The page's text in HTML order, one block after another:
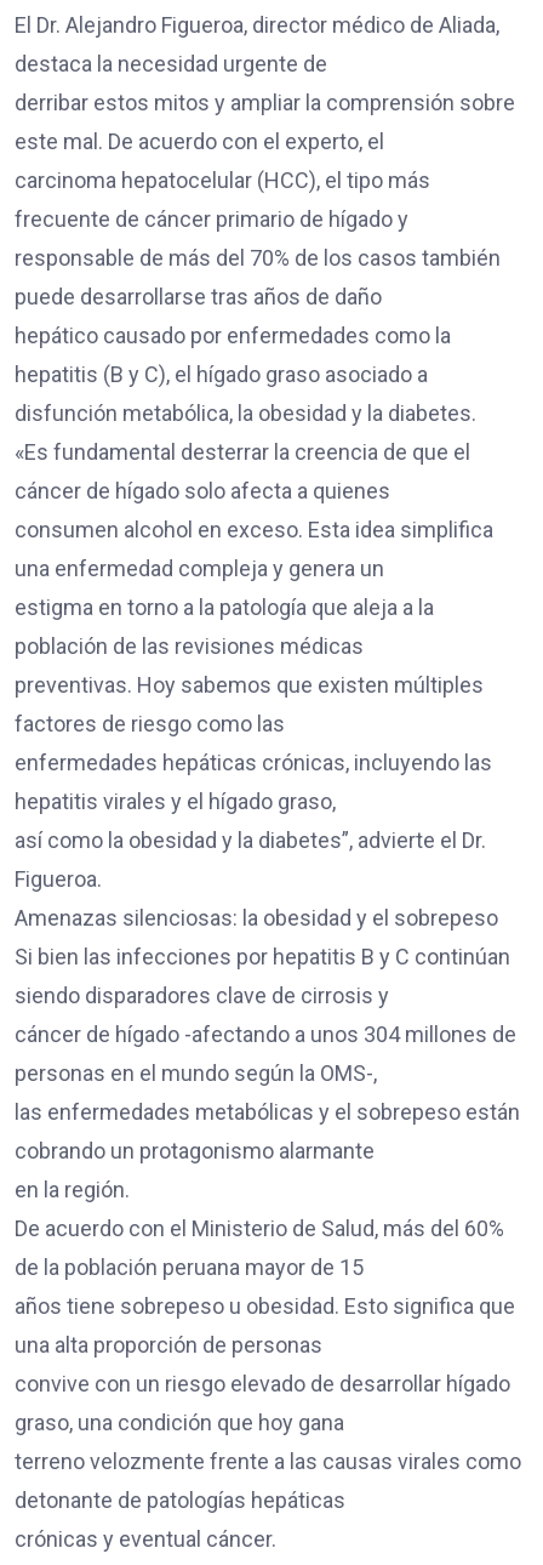
El Dr. Alejandro Figueroa, director médico de Aliada,
destaca la necesidad urgente de
derribar estos mitos y ampliar la comprensión sobre
este mal. De acuerdo con el experto, el
carcinoma hepatocelular (HCC), el tipo más
frecuente de cáncer primario de hígado y
responsable de más del 70% de los casos también
puede desarrollarse tras años de daño
hepático causado por enfermedades como la
hepatitis (B y C), el hígado graso asociado a
disfunción metabólica, la obesidad y la diabetes.
«Es fundamental desterrar la creencia de que el
cáncer de hígado solo afecta a quienes
consumen alcohol en exceso. Esta idea simplifica
una enfermedad compleja y genera un
estigma en torno a la patología que aleja a la
población de las revisiones médicas
preventivas. Hoy sabemos que existen múltiples
factores de riesgo como las
enfermedades hepáticas crónicas, incluyendo las
hepatitis virales y el hígado graso,
así como la obesidad y la diabetes”, advierte el Dr.
Figueroa.
Amenazas silenciosas: la obesidad y el sobrepeso
Si bien las infecciones por hepatitis B y C continúan
siendo disparadores clave de cirrosis y
cáncer de hígado -afectando a unos 304 millones de
personas en el mundo según la OMS-,
las enfermedades metabólicas y el sobrepeso están
cobrando un protagonismo alarmante
en la región.
De acuerdo con el Ministerio de Salud, más del 60%
de la población peruana mayor de 15
años tiene sobrepeso u obesidad. Esto significa que
una alta proporción de personas
convive con un riesgo elevado de desarrollar hígado
graso, una condición que hoy gana
terreno velozmente frente a las causas virales como
detonante de patologías hepáticas
crónicas y eventual cáncer.